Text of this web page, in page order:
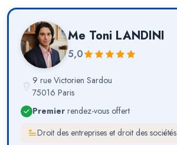
Me Toni LANDINI
5,0
9 rue Victorien Sardou
75016 Paris
Premier rendez-vous offert
Droit des entreprises et droit des sociétés